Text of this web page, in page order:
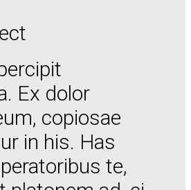
Ex dolor
copiosae
in his. Has
te,